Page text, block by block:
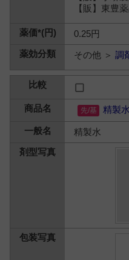
【販】東豊
0.25円
その他 ＞調
精製
精製水